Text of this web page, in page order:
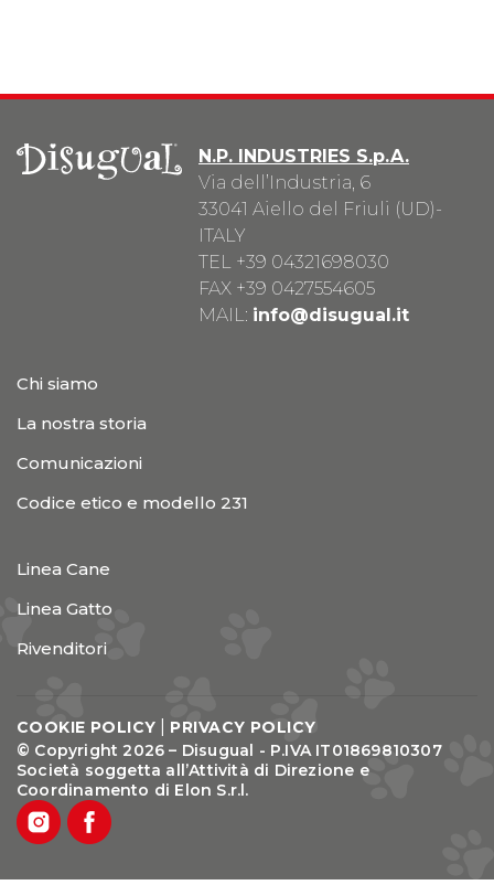
N.P. INDUSTRIES S.p.A.
Via dell’Industria, 6
33041 Aiello del Friuli (UD)-
ITALY
TEL +39 04321698030
FAX +39 0427554605
MAIL: info@disugual.it
Chi siamo
La nostra storia
Comunicazioni
Codice etico e modello 231
Linea Cane
Linea Gatto
Rivenditori
COOKIE POLICY
PRIVACY POLICY
© Copyright 2026 – Disugual - P.IVA IT01869810307
Società soggetta all’Attività di Direzione e
Coordinamento di Elon S.r.l.